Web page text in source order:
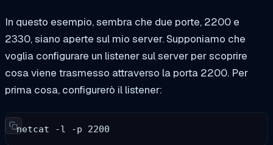
In questo esempio, sembra che due porte, 2200 e
2330, siano aperte sul mio server. Supponiamo che
voglia configurare un listener sul server per scoprire
cosa viene trasmesso attraverso la porta 2200. Per
prima cosa, configurerò il listener:
netcat -l -p 2200